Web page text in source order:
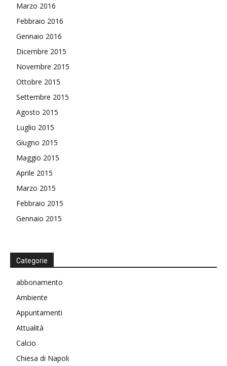
Marzo 2016
Febbraio 2016
Gennaio 2016
Dicembre 2015
Novembre 2015
Ottobre 2015
Settembre 2015
Agosto 2015
Luglio 2015
Giugno 2015
Maggio 2015
Aprile 2015
Marzo 2015
Febbraio 2015
Gennaio 2015
Categorie
abbonamento
Ambiente
Appuntamenti
Attualità
Calcio
Chiesa di Napoli